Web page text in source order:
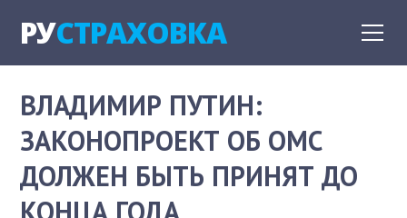
РУСТРАХОВКА
ВЛАДИМИР ПУТИН:
ЗАКОНОПРОЕКТ ОБ ОМС
ДОЛЖЕН БЫТЬ ПРИНЯТ ДО